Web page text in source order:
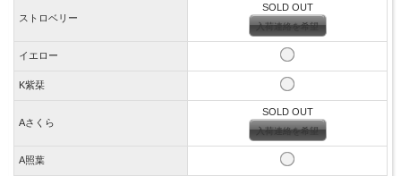
ストロベリー
SOLD OUT
入荷連絡を希望
イエロー
K紫栞
Aさくら
SOLD OUT
入荷連絡を希望
A照葉